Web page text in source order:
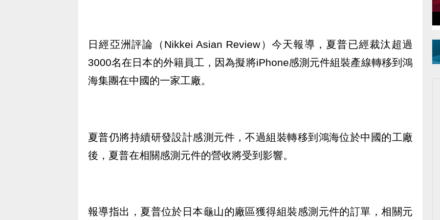
日經亞洲評論（Nikkei Asian Review）今天報導，夏普已經裁汰超過
3000名在日本的外籍員工，因為擬將iPhone感測元件組裝產線轉移到鴻
海集團在中國的一家工廠。
夏普仍將持續研發設計感測元件，不過組裝轉移到鴻海位於中國的工廠
後，夏普在相關感測元件的營收將受到影響。
報導指出，夏普位於日本龜山的廠區獲得組裝感測元件的訂單，相關元